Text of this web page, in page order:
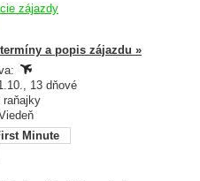
zájazdy
a popis zájazdu »
13 dňové
raňajky
Minute